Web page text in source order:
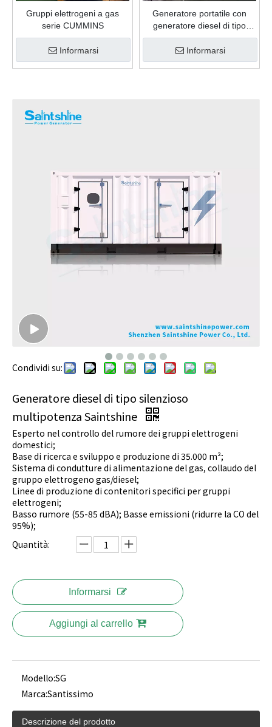
Gruppi elettrogeni a gas
serie CUMMINS
Informarsi
Generatore portatile con
generatore diesel di tipo
rimorchio Saintshine
Informarsi
Condividi su:
Generatore diesel di tipo silenzioso
multipotenza Saintshine
Esperto nel controllo del rumore dei gruppi elettrogeni
domestici;
Base di ricerca e sviluppo e produzione di 35.000 m²;
Sistema di condutture di alimentazione del gas, collaudo del
gruppo elettrogeno gas/diesel;
Linee di produzione di contenitori specifici per gruppi
elettrogeni;
Basso rumore (55-85 dBA); Basse emissioni (ridurre la CO del
95%);
Quantità:
Informarsi
Aggiungi al carrello
Modello:SG
Marca:Santissimo
Descrizione del prodotto